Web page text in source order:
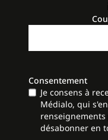
Consentement
Je consens à
Médialo, qui
désabonner en